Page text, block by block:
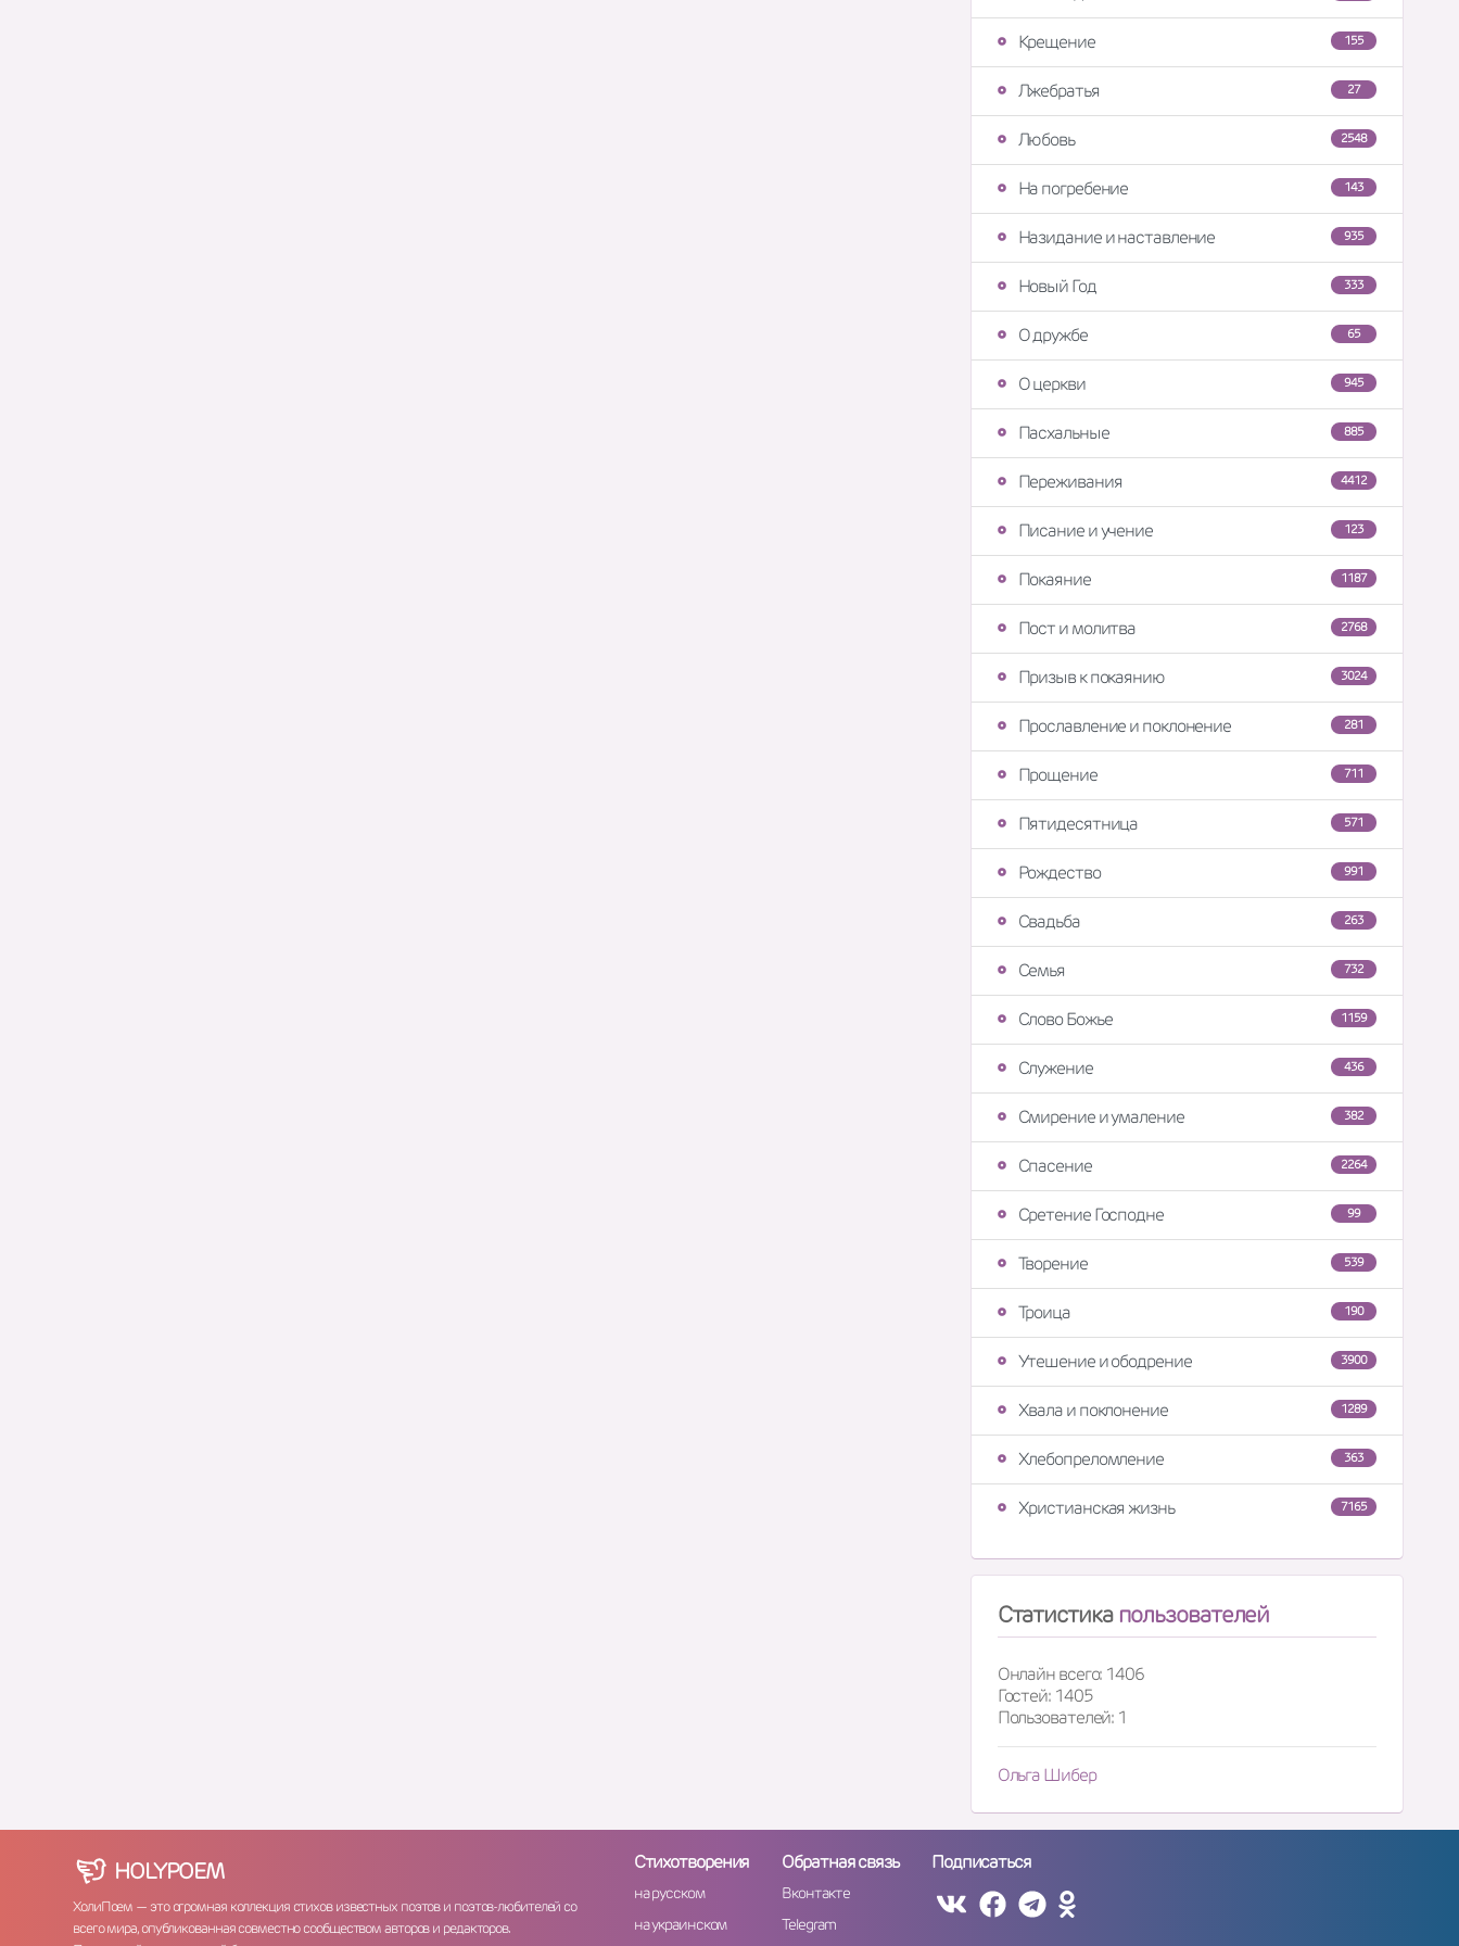
155
Крещение
27
Лжебратья
2548
Любовь
143
На погребение
935
Назидание и наставление
333
Новый Год
65
О дружбе
945
О церкви
885
Пасхальные
4412
Переживания
123
Писание и учение
1187
Покаяние
2768
Пост и молитва
3024
Призыв к покаянию
281
Прославление и поклонение
711
Прощение
571
Пятидесятница
991
Рождество
263
Свадьба
732
Семья
1159
Слово Божье
436
Служение
382
Смирение и умаление
2264
Спасение
99
Сретение Господне
539
Творение
190
Троица
3900
Утешение и ободрение
1289
Хвала и поклонение
363
Хлебопреломление
7165
Христианская жизнь
Статистика пользователей
Онлайн всего: 1406
Гостей: 1405
Пользователей: 1
Ольга Шибер
HOLYPOEM
ХолиПоем — это огромная коллекция стихов известных поэтов и поэтов-любителей со
всего мира, опубликованная совместно сообществом авторов и редакторов.
Стихотворения
на русском
на украинском
Обратная связь
Вконтакте
Telegram
Подписаться